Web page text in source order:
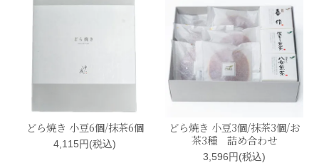
どら焼き 小豆6個/抹茶6個
4,115円(税込)
どら焼き 小豆3個/抹茶3個/お
茶3種 詰め合わせ
3,596円(税込)